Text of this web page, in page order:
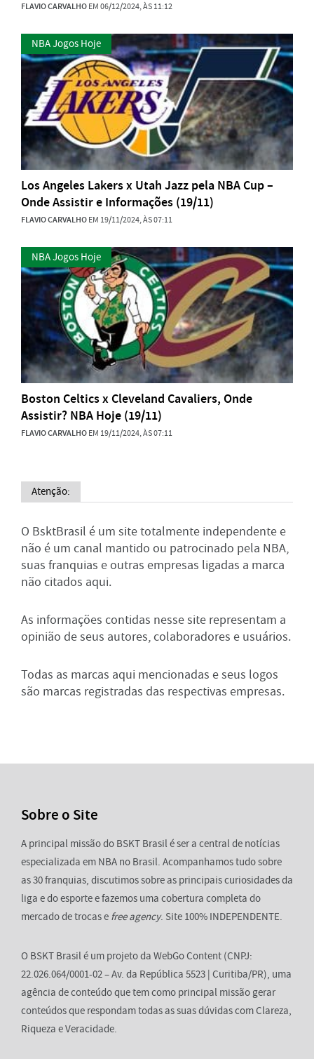
FLAVIO CARVALHOEM 06/12/2024, ÀS 11:12
NBA Jogos Hoje
Los Angeles Lakers x Utah Jazz pela NBA Cup –
Onde Assistir e Informações (19/11)
FLAVIO CARVALHOEM 19/11/2024, ÀS 07:11
NBA Jogos Hoje
Boston Celtics x Cleveland Cavaliers, Onde
Assistir? NBA Hoje (19/11)
FLAVIO CARVALHOEM 19/11/2024, ÀS 07:11
Atenção:
O BsktBrasil é um site totalmente independente e
não é um canal mantido ou patrocinado pela NBA,
suas franquias e outras empresas ligadas a marca
não citados aqui.
As informações contidas nesse site representam a
opinião de seus autores, colaboradores e usuários.
Todas as marcas aqui mencionadas e seus logos
são marcas registradas das respectivas empresas.
Sobre o Site
A principal missão do BSKT Brasil é ser a central de notícias
especializada em NBA no Brasil. Acompanhamos tudo sobre
as 30 franquias, discutimos sobre as principais curiosidades da
liga e do esporte e fazemos uma cobertura completa do
mercado de trocas e free agency. Site 100% INDEPENDENTE.
O BSKT Brasil é um projeto da WebGo Content (CNPJ:
22.026.064/0001-02 – Av. da República 5523 | Curitiba/PR), uma
agência de conteúdo que tem como principal missão gerar
conteúdos que respondam todas as suas dúvidas com Clareza,
Riqueza e Veracidade.